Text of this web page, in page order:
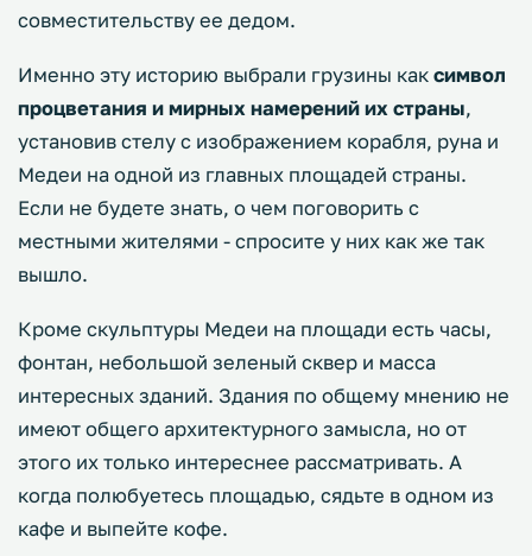
совместительству ее дедом.
Именно эту историю выбрали грузины как символ
процветания и мирных намерений их страны,
установив стелу с изображением корабля, руна и
Медеи на одной из главных площадей страны.
Если не будете знать, о чем поговорить с
местными жителями - спросите у них как же так
вышло.
Кроме скульптуры Медеи на площади есть часы,
фонтан, небольшой зеленый сквер и масса
интересных зданий. Здания по общему мнению не
имеют общего архитектурного замысла, но от
этого их только интереснее рассматривать. А
когда полюбуетесь площадью, сядьте в одном из
кафе и выпейте кофе.